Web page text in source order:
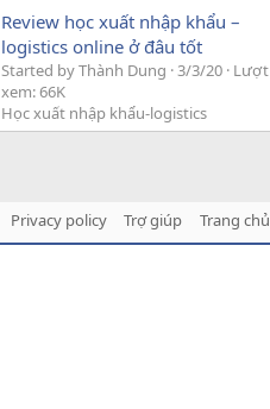
Review học xuất nhập khẩu –
logistics online ở đâu tốt
Started by Thành Dung 3/3/20 Lượt
xem: 66K
Học xuất nhập khẩu-logistics
Privacy policy Trợ giúp Trang chủ